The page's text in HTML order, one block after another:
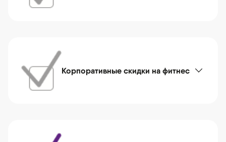
Корпоративные скидки на фитнес